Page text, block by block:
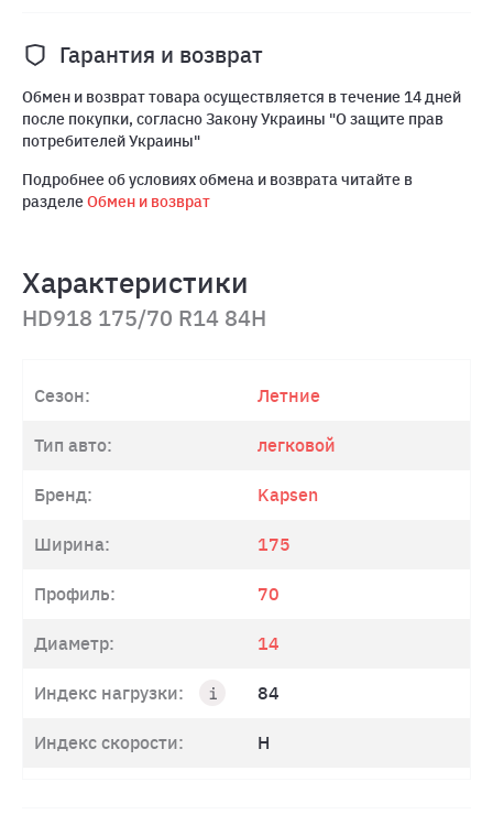
Гарантия и возврат
Обмен и возврат товара осуществляется в течение 14 дней
после покупки, согласно Закону Украины "О защите прав
потребителей Украины"
Подробнее об условиях обмена и возврата читайте в
разделеОбмен и возврат
Характеристики
HD918 175/70 R14 84H
Сезон: Летние
Тип авто: легковой
Бренд: Kapsen
Ширина: 175
Профиль: 70
Диаметр: 14
Индекс нагрузки: 84
Индекс скорости: H